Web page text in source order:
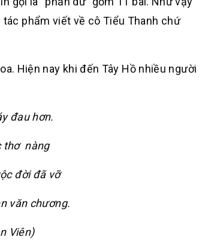
phẩm viết về cô Tiểu Thanh chứ
Hiện nay khi đến Tây Hồ nhiều người
đau hơn.
thơ nàng
đời đã vỡ
văn chương.
Viên)